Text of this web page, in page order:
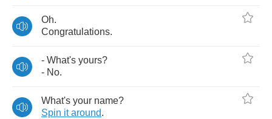
Oh.
Congratulations.
- What's yours?
- No.
What's your name?
Spin it around.